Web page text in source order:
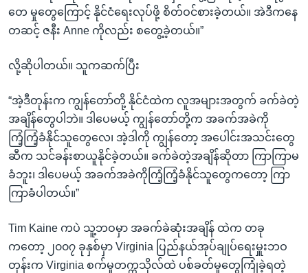
တေ မှုတွေကြောင့် နိုင်ငံရေးလုပ်ဖို့ စိတ်ဝင်စားခဲ့တယ်။ အဲဒီကနေ
တဆင့် ဇနီး Anne ကိုလည်း စတွေ့ခဲ့တယ်။”
လို့ဆိုပါတယ်။ သူကဆက်ပြီး
“အဲ့ဒီတုန်းက ကျွန်တော်တို့ နိုင်ငံထဲက လူအများအတွက် ခက်ခဲတဲ့
အချိန်တွေပါဘဲ။ ဒါပေမယ့် ကျွန်တော်တို့က အခက်အခဲကို
ကြံ့ကြံ့ခံနိုင်သူတွေလေ၊ အဲ့ဒါကို ကျွန်တော့ အပေါင်းအသင်းတွေ
ဆီက သင်ခန်းစာယူနိုင်ခဲ့တယ်။ ခက်ခဲတဲ့အချိန်ဆိုတာ ကြာကြာမ
ခံဘူး၊ ဒါပေမယ့် အခက်အခဲကိုကြံ့ကြံ့ခံနိုင်သူတွေကတော့ ကြာ
ကြာခံပါတယ်။”
Tim Kaine ကပဲ သူ့ဘဝမှာ အခက်ခဲဆုံးအချိန် ထဲက တခု
ကတော့ ၂၀၀၇ ခုနှစ်မှာ Virginia ပြည်နယ်အုပ်ချုပ်ရေးမှူးဘဝ
တုန်းက Virginia စက်မှုတက္ကသိုလ်ထဲ ပစ်ခတ်မှုတွေကြုံခဲ့ရတဲ့